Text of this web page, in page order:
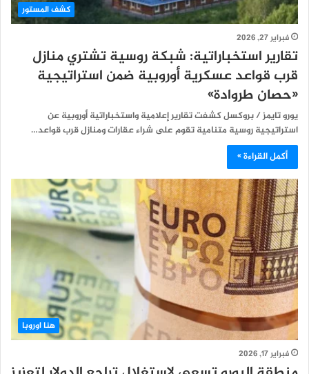
كشف المستور
فبراير 27, 2026
تقارير استخباراتية: شبكة روسية تشتري منازل
قرب قواعد عسكرية أوروبية ضمن استراتيجية
«حصان طروادة»
يورو تايمز / بروكسل كشفت تقارير إعلامية واستخباراتية أوروبية عن
استراتيجية روسية متنامية تقوم على شراء عقارات ومنازل قرب قواعد…
أكمل القراءة »
هنا اوروبا
فبراير 17, 2026